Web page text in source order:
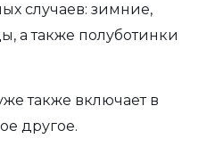
случаев: зимние,
а также полуботинки
также включает в
другое.